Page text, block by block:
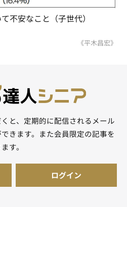
不安なこと（子世代）
《平木昌宏》
と、定期的に配信されるメール
きます。また会員限定の記事を
す。
ログイン